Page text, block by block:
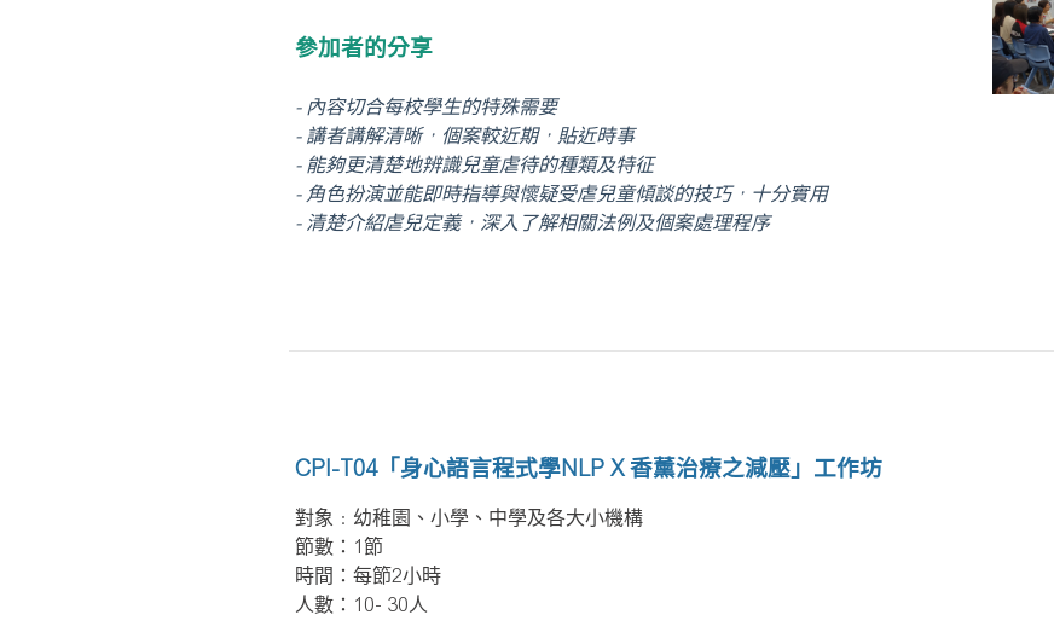
參加者的分享
- 內容切合每校學生的特殊需要
- 講者講解清晰，個案較近期，貼近時事
- 能夠更清楚地辨識兒童虐待的種類及特征
- 角色扮演並能即時指導與懷疑受虐兒童傾談的技巧，十分實用
- 清楚介紹虐兒定義，深入了解相關法例及個案處理程序
CPI-T04「身心語言程式學NLP X 香薰治療之減壓」工作坊
對象﹕幼稚園、小學、中學及各大小機構
節數：1節
時間：每節2小時
人數：10- 30人